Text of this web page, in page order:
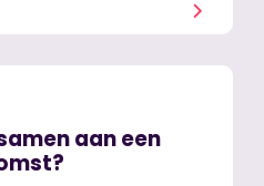
aan een